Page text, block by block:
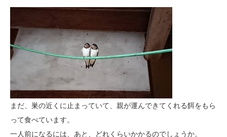
まだ、巣の近くに止まっていて、親が運んできてくれる餌をもら
って食べています。
一人前になるには、あと、どれくらいかかるのでしょうか。